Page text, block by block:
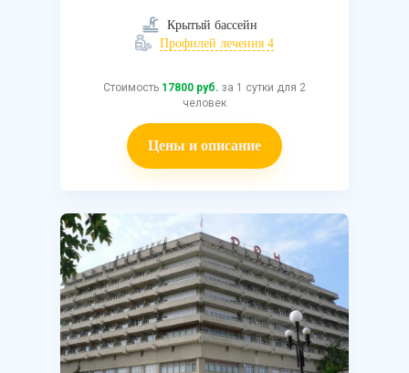
Крытый бассейн
Профилей лечения 4
Стоимость 17800 руб. за 1 сутки для 2
человек
Цены и описание